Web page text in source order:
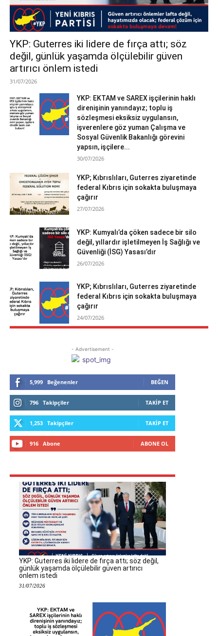
YKP: Guterres iki lidere de fırça attı; söz
değil, günlük yaşamda ölçülebilir güven
artırıcı önlem istedi
31/07/2026
YKP: EKTAM ve SAREX işçilerinin haklı
direnişinin yanındayız; toplu iş
sözleşmesi eksiksiz uygulansın,
işverenlere göz yuman Çalışma ve
Sosyal Güvenlik Bakanlığı görevini
yapsın, işçilere...
30/07/2026
YKP; Kıbrıslıları, Guterres ziyaretinde
federal Kıbrıs için sokakta buluşmaya
çağırır
27/07/2026
YKP: Kumyalı’da çöken sadece bir silo
değil, yıllardır işletilmeyen İş Sağlığı ve
Güvenliği (İSG) Yasası’dır
26/07/2026
YKP; Kıbrıslıları, Guterres ziyaretinde
federal Kıbrıs için sokakta buluşmaya
çağırır
24/07/2026
- Advertisement -
5,999 Beğenenler BEĞEN
796 Takipçiler TAKIP ET
1,253 Takipçiler TAKIP ET
916 Abone ABONE OL
YKP: Guterres iki lidere de fırça attı; söz değil,
günlük yaşamda ölçülebilir güven artırıcı
önlem istedi
31/07/2026